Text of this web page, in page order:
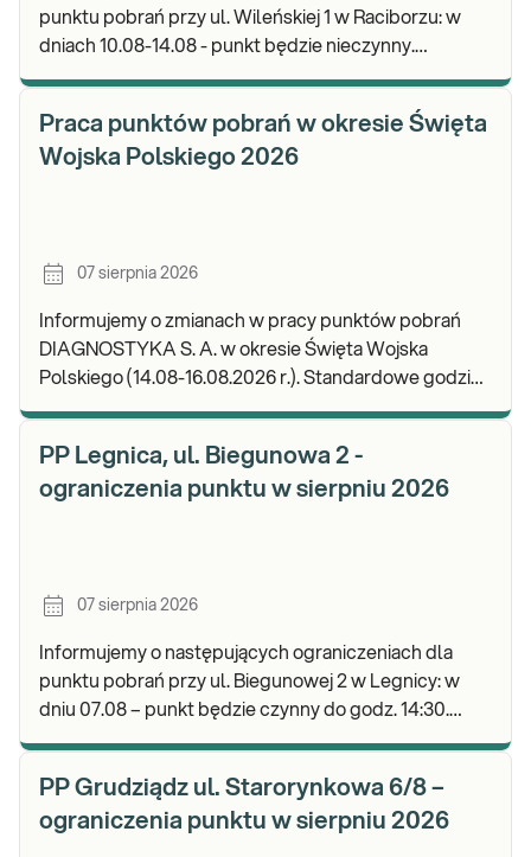
punktu pobrań przy ul. Wileńskiej 1 w Raciborzu: w
dniach 10.08-14.08 - punkt będzie nieczynny.
Praca punktów pobrań w okresie Święta
Wojska Polskiego 2026
07 sierpnia 2026
Informujemy o zmianach w pracy punktów pobrań
DIAGNOSTYKA S. A. w okresie Święta Wojska
Polskiego (14.08-16.08.2026 r.). Standardowe godziny
PP Legnica, ul. Biegunowa 2 -
ograniczenia punktu w sierpniu 2026
07 sierpnia 2026
Informujemy o następujących ograniczeniach dla
punktu pobrań przy ul. Biegunowej 2 w Legnicy: w
dniu 07.08 – punkt będzie czynny do godz. 14:30.
PP Grudziądz ul. Starorynkowa 6/8 –
ograniczenia punktu w sierpniu 2026